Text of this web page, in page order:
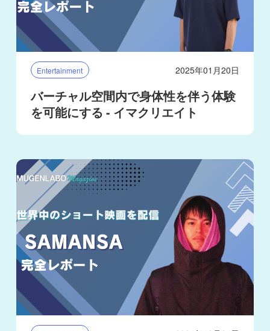
Entertainment 2025年01月20日
バーチャル空間内で身体性を伴う体験
を可能にする - イマクリエイト